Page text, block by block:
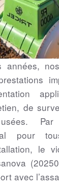
de
Par
pour
le
avec